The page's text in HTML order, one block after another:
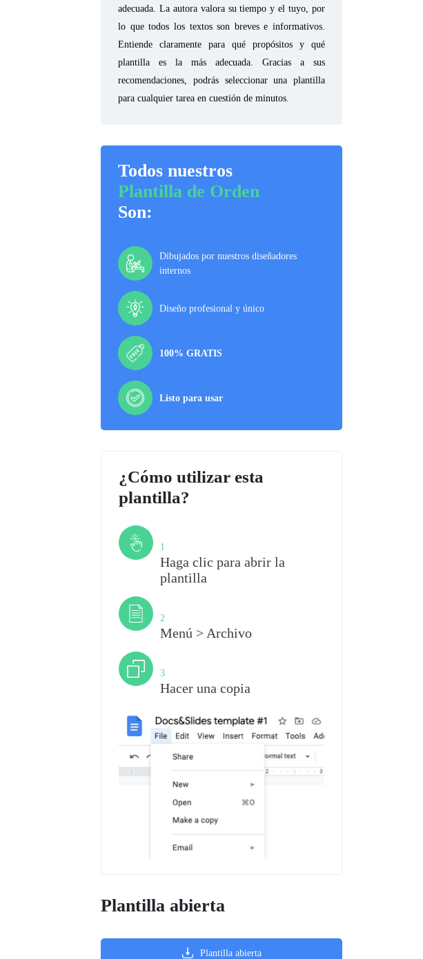
adecuada. La autora valora su tiempo y el tuyo, por
lo que todos los textos son breves e informativos.
Entiende claramente para qué propósitos y qué
plantilla es la más adecuada. Gracias a sus
recomendaciones, podrás seleccionar una plantilla
para cualquier tarea en cuestión de minutos.
Todos nuestros
Plantilla de Orden
Son:
Dibujados por nuestros diseñadores
internos
Diseño profesional y único
100% GRATIS
Listo para usar
¿Cómo utilizar esta
plantilla?
1
Haga clic para abrir la
plantilla
2
Menú > Archivo
3
Hacer una copia
Plantilla abierta
Plantilla abierta